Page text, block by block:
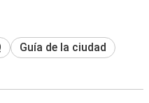
Guía de la ciudad